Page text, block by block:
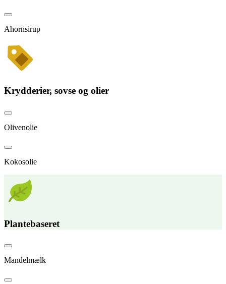
Ahornsirup
Krydderier, sovse og olier
Olivenolie
Kokosolie
Plantebaseret
Mandelmælk